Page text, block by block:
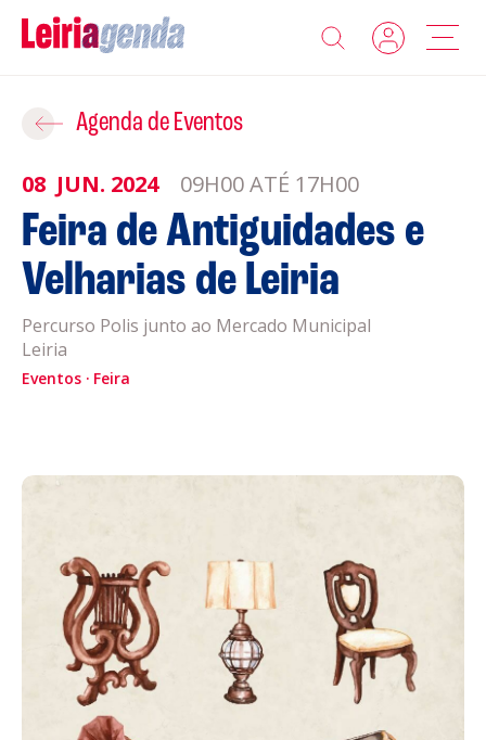
Agenda
Sobre a Leiriagenda
Promotores
Clubes Desportivos
Contactos
Política de Cookies
Acompanhe a Leiria Agenda
CULTURA
DESPORTO
Agenda de Eventos
08 JUN. 2024 09H00 ATÉ 17H00
Feira de Antiguidades e
Velharias de Leiria
Percurso Polis junto ao Mercado Municipal
Leiria
Eventos Feira
Adicionar ao Roteiro
ROTEIROS EXISTENTES
CRIAR NOVO